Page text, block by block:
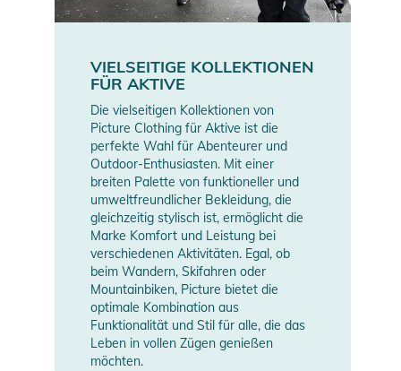
VIELSEITIGE KOLLEKTIONEN
FÜR AKTIVE
Die vielseitigen Kollektionen von
Picture Clothing für Aktive ist die
perfekte Wahl für Abenteurer und
Outdoor-Enthusiasten. Mit einer
breiten Palette von funktioneller und
umweltfreundlicher Bekleidung, die
gleichzeitig stylisch ist, ermöglicht die
Marke Komfort und Leistung bei
verschiedenen Aktivitäten. Egal, ob
beim Wandern, Skifahren oder
Mountainbiken, Picture bietet die
optimale Kombination aus
Funktionalität und Stil für alle, die das
Leben in vollen Zügen genießen
möchten.